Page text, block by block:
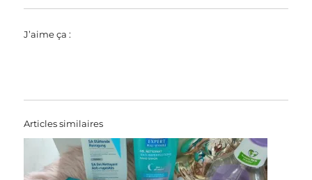
J’aime ça :
Articles similaires